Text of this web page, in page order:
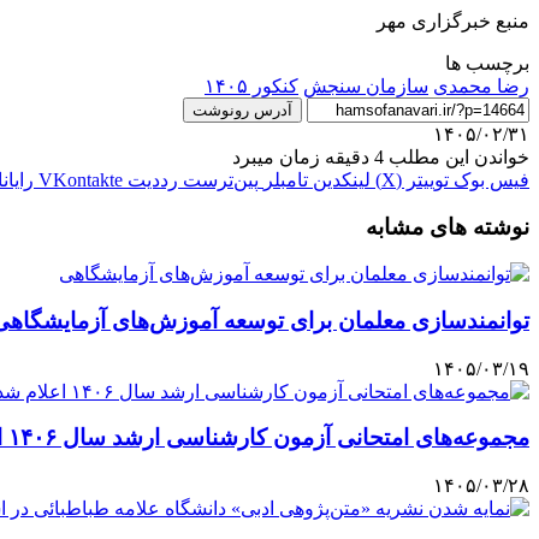
منبع خبرگزاری مهر
برچسب ها
رضا محمدی سازمان سنجش کنکور ۱۴۰۵
آدرس رونوشت
۱۴۰۵/۰۲/۳۱
خواندن این مطلب 4 دقیقه زمان میبرد
فیس بوک توییتر (X) لینکدین ‫تامبلر ‫پین‌ترست ‫رددیت ‫VKontakte
نوشته های مشابه
توانمندسازی معلمان برای توسعه آموزش‌های
۱۴۰۵/۰۳/۱۹
مجموعه‌های امتحانی آزمون کارشناسی ‌ارشد سال ۱۴۰۶ اعلام شد
۱۴۰۵/۰۳/۲۸